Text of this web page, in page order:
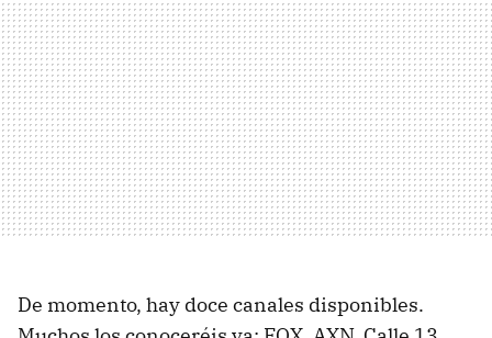
De momento, hay doce canales disponibles.